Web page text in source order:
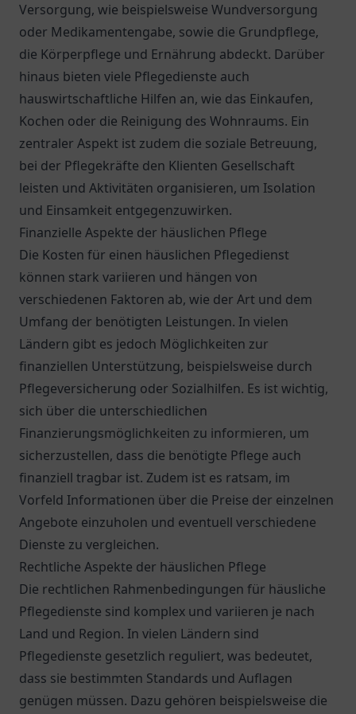
Versorgung, wie beispielsweise Wundversorgung
oder Medikamentengabe, sowie die Grundpflege,
die Körperpflege und Ernährung abdeckt. Darüber
hinaus bieten viele Pflegedienste auch
hauswirtschaftliche Hilfen an, wie das Einkaufen,
Kochen oder die Reinigung des Wohnraums. Ein
zentraler Aspekt ist zudem die soziale Betreuung,
bei der Pflegekräfte den Klienten Gesellschaft
leisten und Aktivitäten organisieren, um Isolation
und Einsamkeit entgegenzuwirken.
Finanzielle Aspekte der häuslichen Pflege
Die Kosten für einen häuslichen Pflegedienst
können stark variieren und hängen von
verschiedenen Faktoren ab, wie der Art und dem
Umfang der benötigten Leistungen. In vielen
Ländern gibt es jedoch Möglichkeiten zur
finanziellen Unterstützung, beispielsweise durch
Pflegeversicherung oder Sozialhilfen. Es ist wichtig,
sich über die unterschiedlichen
Finanzierungsmöglichkeiten zu informieren, um
sicherzustellen, dass die benötigte Pflege auch
finanziell tragbar ist. Zudem ist es ratsam, im
Vorfeld Informationen über die Preise der einzelnen
Angebote einzuholen und eventuell verschiedene
Dienste zu vergleichen.
Rechtliche Aspekte der häuslichen Pflege
Die rechtlichen Rahmenbedingungen für häusliche
Pflegedienste sind komplex und variieren je nach
Land und Region. In vielen Ländern sind
Pflegedienste gesetzlich reguliert, was bedeutet,
dass sie bestimmten Standards und Auflagen
genügen müssen. Dazu gehören beispielsweise die